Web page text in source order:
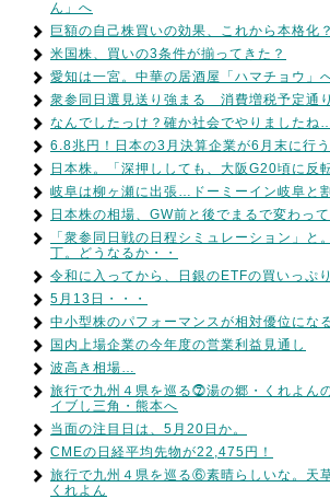
ん」へ
巨額の自己株買いの効果、これから本格化？
米国株、買いの3条件が揃ってきた？
愛知は一宮。中華の居酒屋「ハマチョウ」
衆参同日選見送り強まる 消費増税予定通
なんでしたっけ？確か社会でやりましたね
6.8兆円！日本の3月決算企業が6月末に行
日本株。「深押ししても、大阪G20頃に反
岐阜は柳ヶ瀬に出張…ドーミーイン岐阜と
日本株の相場、GW前と後でまるで変わっ
「衆参同日戦の日程シミュレーション」と
丁。どうなるか・・
令和に入ってから、日銀のETFの買いっぷ
5月13日・・・
中小型株のパフォーマンスが相対優位にな
国内上場企業の今年度の営業利益見通し
波高き相場…
旅行で九州４県を巡る⓻湯の郷・くれよん
イブし三角・熊本へ
当面の注目日は、5月20日か。
CMEの日経平均先物が22,475円！
旅行で九州４県を巡る⑥素晴らしいな。天
くれよん